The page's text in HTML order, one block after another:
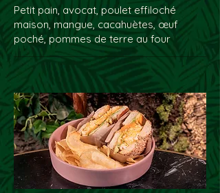
Petit pain, avocat, poulet effiloché
maison, mangue, cacahuètes, œuf
poché, pommes de terre au four